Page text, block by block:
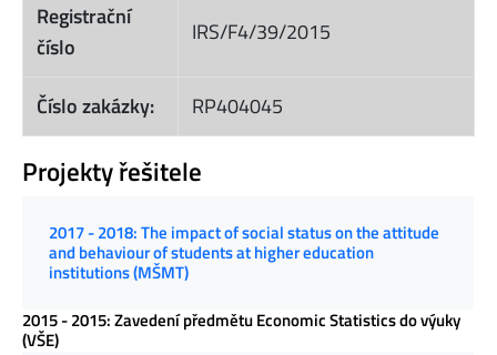
Registrační
číslo
IRS/F4/39/2015
Číslo zakázky: RP404045
Projekty řešitele
2017 - 2018: The impact of social status on the attitude
and behaviour of students at higher education
institutions (MŠMT)
2015 - 2015: Zavedení předmětu Economic Statistics do výuky
(VŠE)